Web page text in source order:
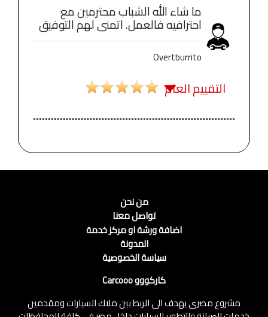
ما شاء الله الشباب محترمين مع
احترافيه فالعمل. اتمنى لهم التوفيق
Overtburrito
التقييم العام
من نحن
تواصل معنا
اضافة ورشة او مركز خدمة
المدونة
سياسة الخصوصية
كاركووو Carcooo
مشروع مصرى يهدف الى الربط بين ملاك السيارات ومقدمين